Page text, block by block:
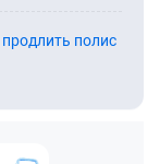
продлить полис